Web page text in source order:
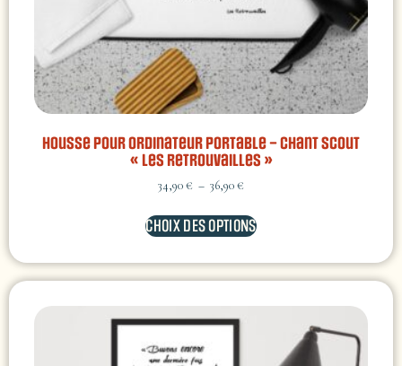
Housse Pour Ordinateur Portable – chant scout
« Les Retrouvailles »
34,90€ – 36,90€
CHOIX DES OPTIONS